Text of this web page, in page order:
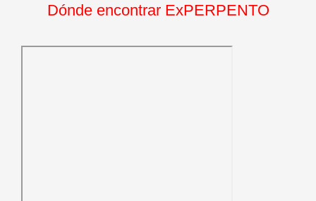
Dónde encontrar ExPERPENTO